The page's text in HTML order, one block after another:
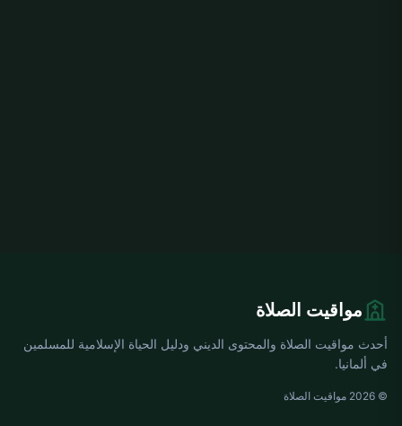
مواقيت الصلاة
أحدث مواقيت الصلاة والمحتوى الديني ودليل الحياة الإسلامية للمسلمين
في ألمانيا.
© 2026 مواقيت الصلاة